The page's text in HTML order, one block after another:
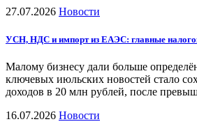
27.07.2026 Новости
УСН, НДС и импорт из ЕАЭС: главные
Малому бизнесу дали больше
ключевых июльских новостей стало
доходов в 20 млн рублей, после
16.07.2026 Новости